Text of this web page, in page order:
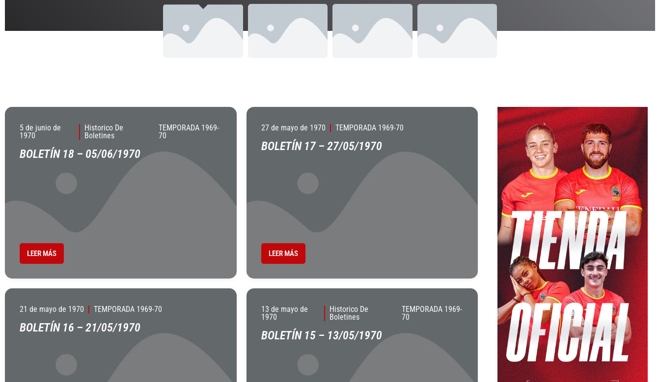
5 de junio de
1970
Historico De
Boletines
TEMPORADA 1969-
70
BOLETÍN 18 – 05/06/1970
LEER MÁS
27 de mayo de 1970 TEMPORADA 1969-70
BOLETÍN 17 – 27/05/1970
LEER MÁS
21 de mayo de 1970 TEMPORADA 1969-70
BOLETÍN 16 – 21/05/1970
13 de mayo de
1970
Historico De
Boletines
TEMPORADA 1969-
70
BOLETÍN 15 – 13/05/1970